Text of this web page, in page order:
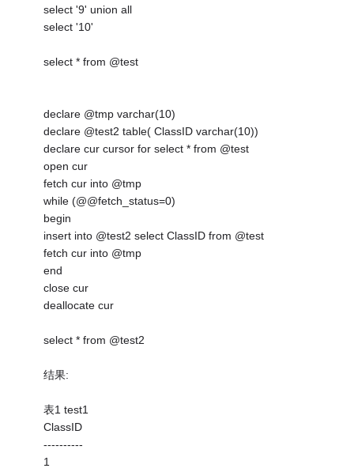
select '9' union all
select '10'
select * from @test
declare @tmp varchar(10)
declare @test2 table( ClassID varchar(10))
declare cur cursor for select * from @test
open cur
fetch cur into @tmp
while (@@fetch_status=0)
begin
insert into @test2 select ClassID from @test
fetch cur into @tmp
end
close cur
deallocate cur
select * from @test2
结果:
表1 test1
ClassID
----------
1